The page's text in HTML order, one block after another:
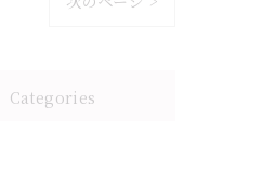
Categories